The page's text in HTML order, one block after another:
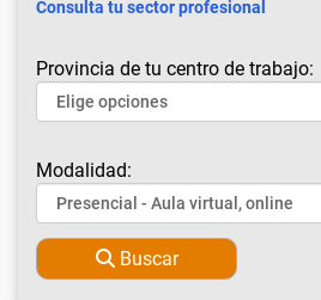
Consulta tu sector profesional
Provincia de tu centro de trabajo:
Modalidad:
Buscar